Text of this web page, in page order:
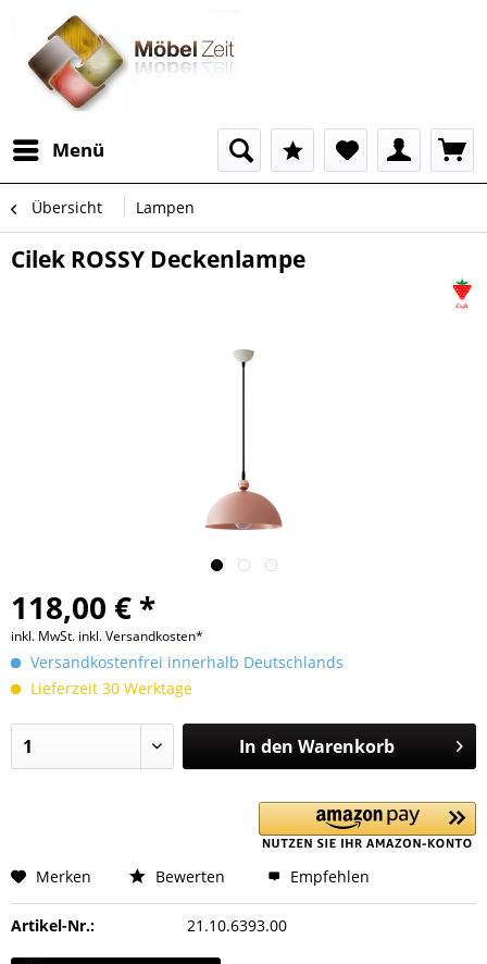
Menü
Übersicht Lampen
Cilek ROSSY Deckenlampe
118,00 € *
inkl. MwSt. inkl. Versandkosten*
Versandkostenfrei innerhalb Deutschlands
Lieferzeit 30 Werktage
In den Warenkorb
Merken Bewerten Empfehlen
Artikel-Nr.: 21.10.6393.00